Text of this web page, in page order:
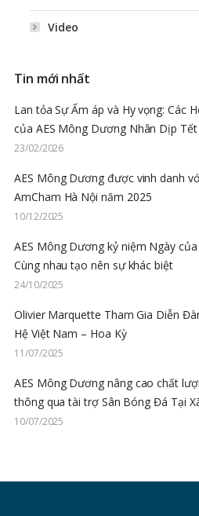
Video
Tin mới nhất
Lan tỏa Sự Ấm áp và Hy vọng: Các
của AES Mông Dương Nhân Dịp
23/02/2026
AES Mông Dương được vinh danh
AmCham Hà Nội năm 2025
10/12/2025
AES Mông Dương kỷ niệm Ngày
Cùng nhau tạo nên sự khác biệt
24/10/2025
Olivier Marquette Tham Gia Diễn
Hệ Việt Nam – Hoa Kỳ
11/07/2025
AES Mông Dương nâng cao chất
thông qua tài trợ Sân Bóng Đá Tại
10/07/2025